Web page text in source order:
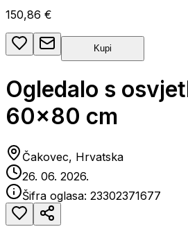
150,86 €
Kupi
Ogledalo s
60x80 cm
Čakovec, Hrvatska
26. 06. 2026.
Šifra oglasa: 23302371677